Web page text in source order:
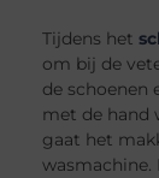
Tijdens het
om bij de
de schoenen
met de hand
gaat het
wasmachine.